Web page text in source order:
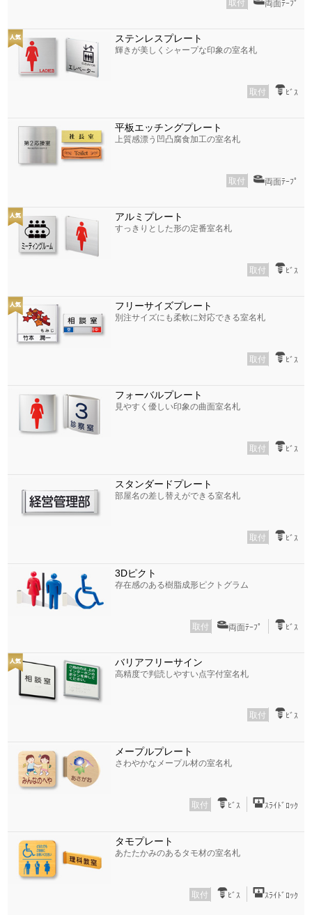
取付 両面ﾃｰﾌﾟ
ステンレスプレート
輝きが美しくシャープな印象の室名札
取付 ﾋﾞｽ
平板エッチングプレート
上質感漂う凹凸腐食加工の室名札
取付 両面ﾃｰﾌﾟ
アルミプレート
すっきりとした形の定番室名札
取付 ﾋﾞｽ
フリーサイズプレート
別注サイズにも柔軟に対応できる室名札
取付 ﾋﾞｽ
フォーバルプレート
見やすく優しい印象の曲面室名札
取付 ﾋﾞｽ
スタンダードプレート
部屋名の差し替えができる室名札
取付 ﾋﾞｽ
3Dピクト
存在感のある樹脂成形ピクトグラム
取付 両面ﾃｰﾌﾟ ﾋﾞｽ
バリアフリーサイン
高精度で判読しやすい点字付室名札
取付 ﾋﾞｽ
メープルプレート
さわやかなメープル材の室名札
取付 ﾋﾞｽ ｽﾗｲﾄﾞﾛｯｸ
タモプレート
あたたかみのあるタモ材の室名札
取付 ﾋﾞｽ ｽﾗｲﾄﾞﾛｯｸ